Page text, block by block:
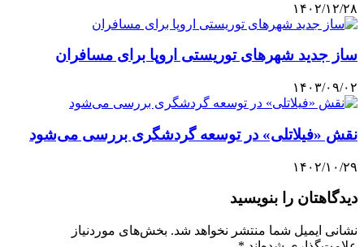
۱۴۰۲/۱۲/۲۸
ساز جدید شهرهای توریستی اروپا برای مسافران
۱۴۰۳/۰۹/۰۲
نقش «فیلاتلی» در توسعه گردشگری بررسی می‌شود
۱۴۰۲/۱۰/۲۹
دیدگاهتان را بنویسید
نشانی ایمیل شما منتشر نخواهد شد. بخش‌های موردنیاز